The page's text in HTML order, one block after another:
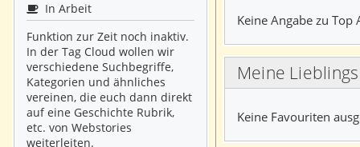
Keine Angabe zu Top
Meine
Keine Favouriten
In Arbeit
Funktion zur Zeit noch inaktiv.
In der Tag Cloud wollen wir
verschiedene Suchbegriffe,
Kategorien und ähnliches
vereinen, die euch dann direkt
auf eine Geschichte Rubrik,
etc. von Webstories
weiterleiten.